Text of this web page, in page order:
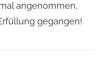
angenommen,
gegangen!